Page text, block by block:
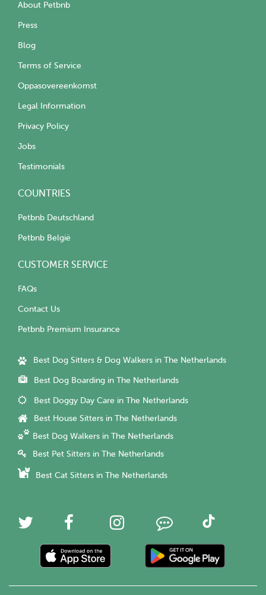
About Petbnb
Press
Blog
Terms of Service
Oppasovereenkomst
Legal Information
Privacy Policy
Jobs
Testimonials
COUNTRIES
Petbnb Deutschland
Petbnb België
CUSTOMER SERVICE
FAQs
Contact Us
Petbnb Premium Insurance
Best Dog Sitters & Dog Walkers in The Netherlands
Best Dog Boarding in The Netherlands
Best Doggy Day Care in The Netherlands
Best House Sitters in The Netherlands
Best Dog Walkers in The Netherlands
Best Pet Sitters in The Netherlands
Best Cat Sitters in The Netherlands